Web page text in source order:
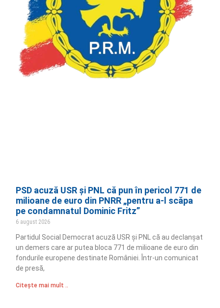
PSD acuză USR și PNL că pun în pericol 771 de
milioane de euro din PNRR „pentru a-l scăpa
pe condamnatul Dominic Fritz”
6 august 2026
Partidul Social Democrat acuză USR și PNL că au declanșat
un demers care ar putea bloca 771 de milioane de euro din
fondurile europene destinate României. Într-un comunicat
de presă,
Citește mai mult ..